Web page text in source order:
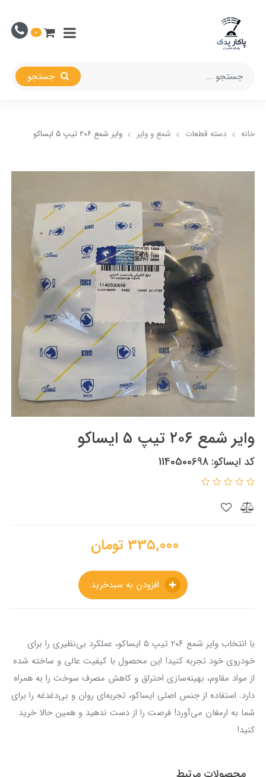
0
خانه دسته قطعات شمع و وایر وایر شمع ۲۰۶ تیپ ۵ ایساکو
وایر شمع ۲۰۶ تیپ ۵ ایساکو
کد ایساکو: 1140500698
335,000 تومان
با انتخاب وایر شمع ۲۰۶ تیپ ۵ ایساکو، عملکرد بی‌نظیری را برای
خودروی خود تجربه کنید! این محصول با کیفیت عالی و ساخته شده
از مواد مقاوم، بهینه‌سازی احتراق و کاهش مصرف سوخت را به همراه
دارد. استفاده از جنس اصلی ایساکو، تجربه‌ای روان و بی‌دغدغه را برای
شما به ارمغان می‌آورد! فرصت را از دست ندهید و همین حالا خرید
کنید!